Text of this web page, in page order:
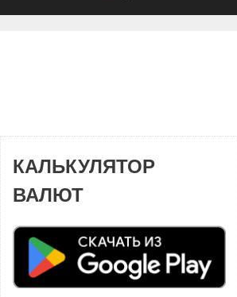
КАЛЬКУЛЯТОР
ВАЛЮТ